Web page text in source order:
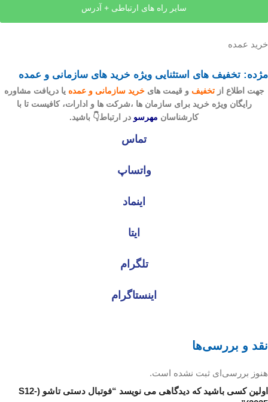
سایر راه های ارتباطی + آدرس
خرید عمده
مژده: تخفیف های استثنایی ویژه خرید های سازمانی و عمده
جهت اطلاع ازتخفیف و قیمت هایخرید سازمانی و عمده یا دریافت مشاوره
رایگان ویژه خرید برای سازمان ها ،شرکت ها و ادارات، کافیست تا با
کارشناسان مهرسو در ارتباط👇 باشید.
تماس
واتساپ
اینماد
ایتا
تلگرام
اینستاگرام
نقد و بررسی‌ها
هنوز بررسی‌ای ثبت نشده است.
اولین کسی باشید که دیدگاهی می نویسد “فوتبال دستی تاشو (S12-